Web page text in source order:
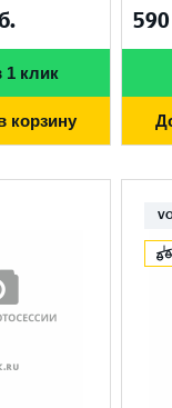
1 клик
корзину